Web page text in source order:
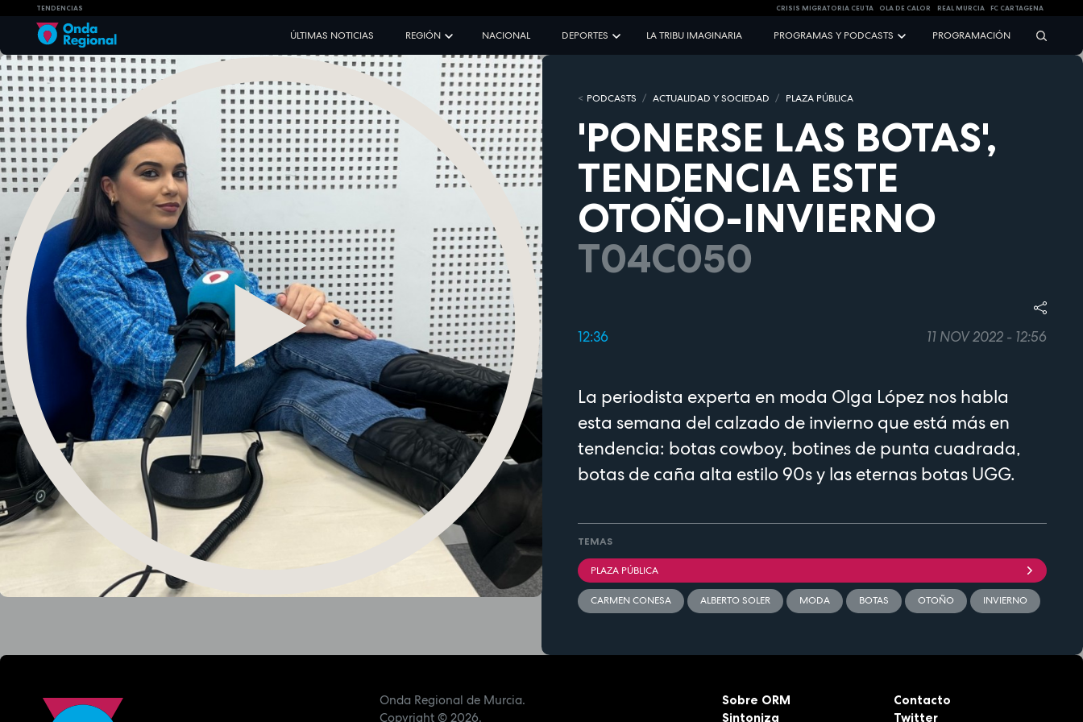
TENDENCIAS CRISIS MIGRATORIA CEUTA OLA DE CALOR REAL MURCIA FC CARTAGENA
ÚLTIMAS NOTICIAS REGIÓN NACIONAL DEPORTES LA TRIBU IMAGINARIA PROGRAMAS Y PODCASTS PROGRAMACIÓN
PODCASTS ACTUALIDAD Y SOCIEDAD PLAZA PÚBLICA
'PONERSE LAS BOTAS',
TENDENCIA ESTE
OTOÑO-INVIERNO
T04C050
12:36 11 NOV 2022 - 12:56
La periodista experta en moda Olga López nos habla
esta semana del calzado de invierno que está más en
tendencia: botas cowboy, botines de punta cuadrada,
botas de caña alta estilo 90s y las eternas botas UGG.
TEMAS
PLAZA PÚBLICA
CARMEN CONESA ALBERTO SOLER MODA BOTAS OTOÑO INVIERNO
Onda Regional de Murcia.
Copyright© 2026.
Sobre ORM
Sintoniza
Contacto
Twitter